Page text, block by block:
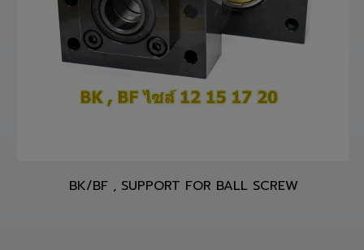
BK/BF , SUPPORT FOR BALL SCREW